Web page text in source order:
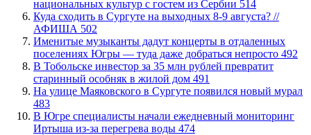
национальных культур с гостем из Сербии 514
​Куда сходить в Сургуте на выходных 8-9 августа? //
АФИША 502
Именитые музыканты дадут концерты в отдаленных
поселениях Югры — туда даже добраться непросто 492
В Тобольске инвестор за 35 млн рублей превратит
старинный особняк в жилой дом 491
​На улице Маяковского в Сургуте появился новый мурал
483
В Югре специалисты начали ежедневный мониторинг
Иртыша из-за перегрева воды 474